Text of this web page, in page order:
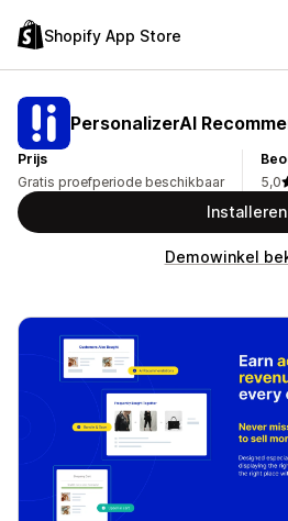
Shopify App Store
PersonalizerAI
Prijs
Gratis proefperiode beschikbaar
5,0
Installeren
Demowinkel